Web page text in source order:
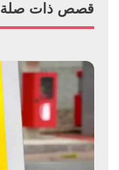
قصص ذات صلة